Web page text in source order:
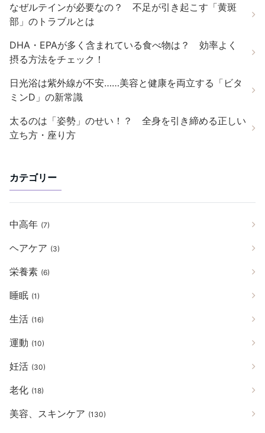
なぜルテインが必要なの？ 不足が引き起こす「黄斑
部」のトラブルとは
DHA・EPAが多く含まれている食べ物は？ 効率よく
摂る方法をチェック！
日光浴は紫外線が不安……美容と健康を両立する「ビタ
ミンD」の新常識
太るのは「姿勢」のせい！？ 全身を引き締める正しい
立ち方・座り方
カテゴリー
中高年 (7)
ヘアケア (3)
栄養素 (6)
睡眠 (1)
生活 (16)
運動 (10)
妊活 (30)
老化 (18)
美容、スキンケア (130)